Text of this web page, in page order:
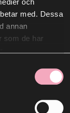
och
med. Dessa
annan
som de har